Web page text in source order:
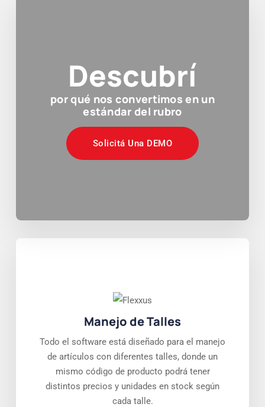
Descubrí
por qué nos convertimos en un
estándar del rubro
Solicitá Una DEMO
Manejo de Talles
Todo el software está diseñado para el manejo
de artículos con diferentes talles, donde un
mismo código de producto podrá tener
distintos precios y unidades en stock según
cada talle.